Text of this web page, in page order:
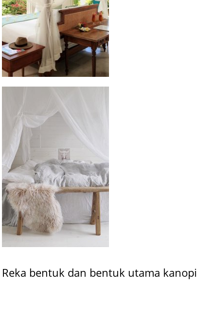
Reka bentuk dan bentuk utama kanopi